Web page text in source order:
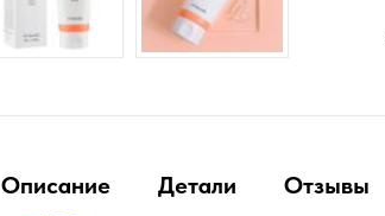
Описание Детали Отзывы